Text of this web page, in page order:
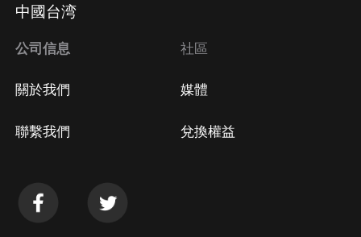
中國台湾
公司信息
關於我們
聯繫我們
社區
媒體
兌換權益